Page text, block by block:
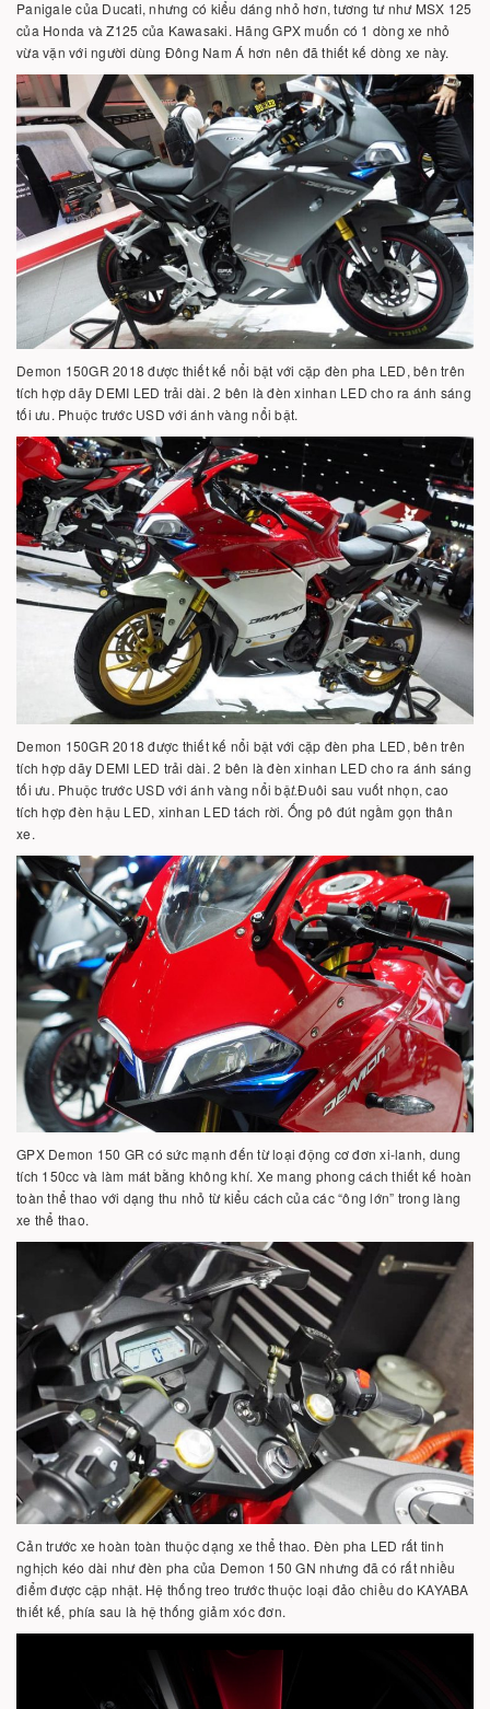
Panigale của Ducati, nhưng có kiểu dáng nhỏ hơn, tương tư như MSX 125
của Honda và Z125 của Kawasaki. Hãng GPX muốn có 1 dòng xe nhỏ
vừa vặn với người dùng Đông Nam Á hơn nên đã thiết kế dòng xe này.
Demon 150GR 2018 được thiết kế nổi bật với cặp đèn pha LED, bên trên
tích hợp dãy DEMI LED trải dài. 2 bên là đèn xinhan LED cho ra ánh sáng
tối ưu. Phuộc trước USD với ánh vàng nổi bật.
Demon 150GR 2018 được thiết kế nổi bật với cặp đèn pha LED, bên trên
tích hợp dãy DEMI LED trải dài. 2 bên là đèn xinhan LED cho ra ánh sáng
tối ưu. Phuộc trước USD với ánh vàng nổi bật.Đuôi sau vuốt nhọn, cao
tích hợp đèn hậu LED, xinhan LED tách rời. Ống pô đút ngầm gọn thân
xe.
GPX Demon 150 GR có sức mạnh đến từ loại động cơ đơn xi-lanh, dung
tích 150cc và làm mát bằng không khí. Xe mang phong cách thiết kế hoàn
toàn thể thao với dạng thu nhỏ từ kiểu cách của các “ông lớn” trong làng
xe thể thao.
Cản trước xe hoàn toàn thuộc dạng xe thể thao. Đèn pha LED rất tinh
nghịch kéo dài như đèn pha của Demon 150 GN nhưng đã có rất nhiều
điểm được cập nhật. Hệ thống treo trước thuộc loại đảo chiều do KAYABA
thiết kế, phía sau là hệ thống giảm xóc đơn.